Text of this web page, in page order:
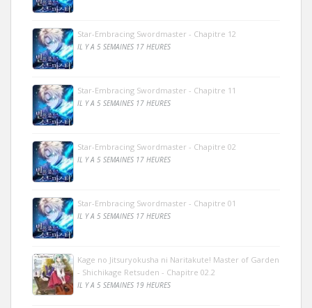
Star-Embracing Swordmaster - Chapitre 12
IL Y A 5 SEMAINES 17 HEURES
Star-Embracing Swordmaster - Chapitre 11
IL Y A 5 SEMAINES 17 HEURES
Star-Embracing Swordmaster - Chapitre 02
IL Y A 5 SEMAINES 17 HEURES
Star-Embracing Swordmaster - Chapitre 01
IL Y A 5 SEMAINES 17 HEURES
Kage no Jitsuryokusha ni Naritakute! Master of Garden
- Shichikage Retsuden - Chapitre 02.2
IL Y A 5 SEMAINES 19 HEURES